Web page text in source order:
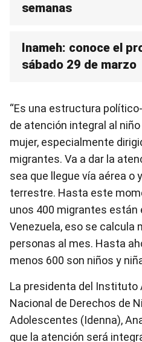
semanas
Inameh: conoce el
sábado 29 de marzo
“Es una estructura
de atención integral al
mujer, especialmente
migrantes. Va a dar la
sea que llegue vía aérea o
terrestre. Hasta este
unos 400 migrantes están
Venezuela, eso se calcula
personas al mes. Hasta
menos 600 son niños y
La presidenta del Instituto
Nacional de Derechos de
Adolescentes (Idenna),
que la atención será